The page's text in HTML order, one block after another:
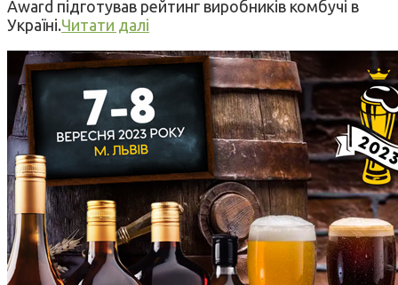
Award підготував рейтинг виробників комбучі в
Україні.Читати далі